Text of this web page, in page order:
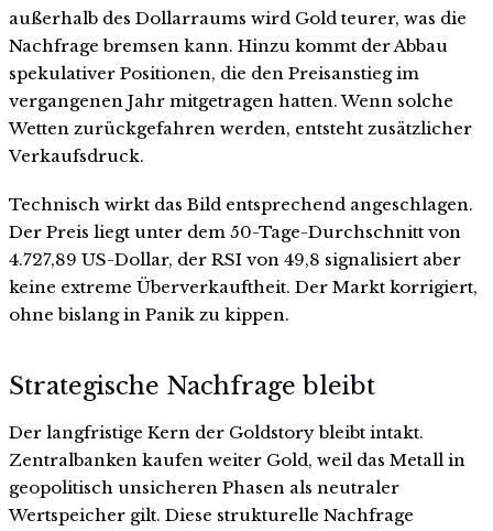
außerhalb des Dollarraums wird Gold teurer, was die
Nachfrage bremsen kann. Hinzu kommt der Abbau
spekulativer Positionen, die den Preisanstieg im
vergangenen Jahr mitgetragen hatten. Wenn solche
Wetten zurückgefahren werden, entsteht zusätzlicher
Verkaufsdruck.
Technisch wirkt das Bild entsprechend angeschlagen.
Der Preis liegt unter dem 50-Tage-Durchschnitt von
4.727,89 US-Dollar, der RSI von 49,8 signalisiert aber
keine extreme Überverkauftheit. Der Markt korrigiert,
ohne bislang in Panik zu kippen.
Strategische Nachfrage bleibt
Der langfristige Kern der Goldstory bleibt intakt.
Zentralbanken kaufen weiter Gold, weil das Metall in
geopolitisch unsicheren Phasen als neutraler
Wertspeicher gilt. Diese strukturelle Nachfrage